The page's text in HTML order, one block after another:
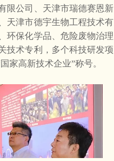
限公司、天津市瑞德赛恩新
天津市德宇生物工程技术有
环保化学品、危险废物治理
技术专利，多个科技研发项
家高新技术企业”称号。